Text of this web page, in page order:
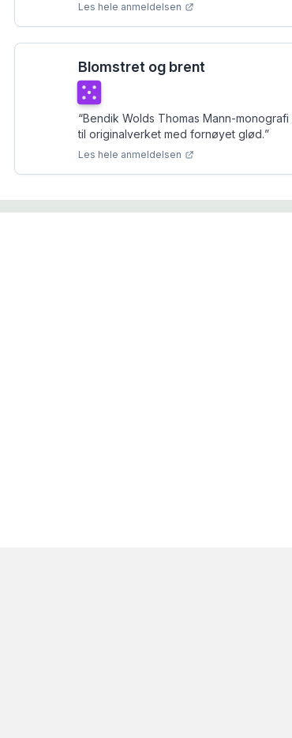
Les hele anmeldelsen
Blomstret og brent
Terningkast
“Bendik Wolds Thomas Mann-
til originalverket med fornøyet glød.”
Les hele anmeldelsen